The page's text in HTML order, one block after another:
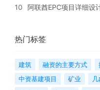
10 阿联酋EPC项目详细设
热门标签
建筑 融资的主要方式
中资基建项目
矿业